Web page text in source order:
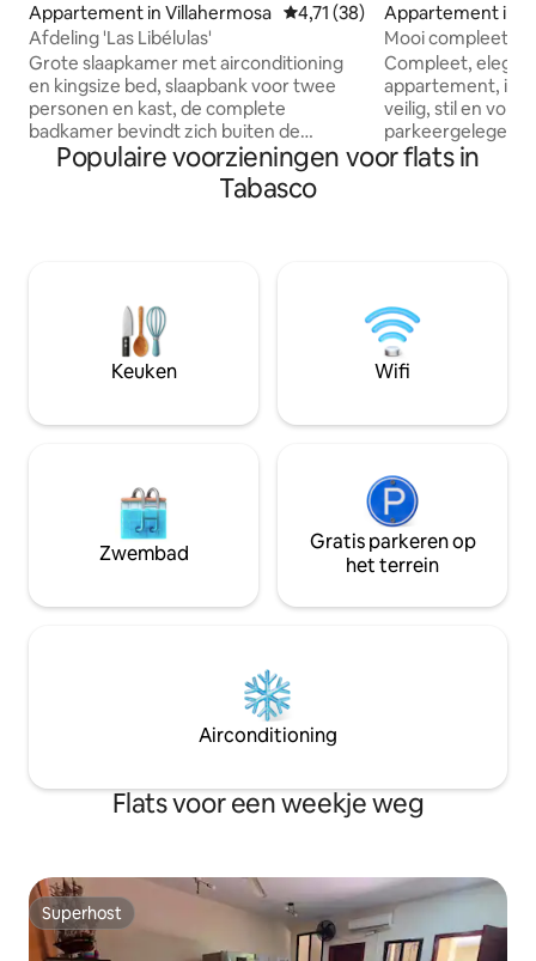
Appartement in Villahermosa Gemiddelde beoordeling van
4,71 (38)
Afdeling 'Las Libélulas'
Grote slaapkamer met airconditioning
en kingsize bed, slaapbank voor twee
personen en kast, de complete
badkamer bevindt zich buiten de
slaapkamer. Beide kamers zijn
verbonden, maar ze hebben een deur
minuten lopen van het historische
centrum van de stad en op 15 minuten
van de ado. Op 20-25 minuten van de
luchthaven en op 15-20 minuten van
Appartement in
Sección
Mooi compleet
personen.
Compleet,
appartement, in
veilig, stil en
parkeergelegenheid. Zeer
om als gezin te
Netflix te kijken, prime,
ook een
wasruimte. Goed gelegen en zeer dicht
bij de handel.
Populaire voorzieningen voor flats in
Tabasco
Keuken Wifi
Zwembad
Gratis parkeren op
het terrein
Airconditioning
Flats voor een weekje weg
Superhost
Superhost